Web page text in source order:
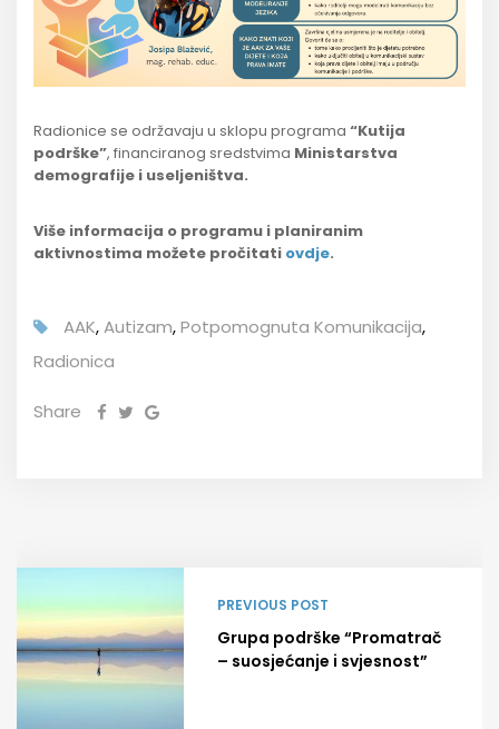
Radionice se održavaju u sklopu programa “Kutija
podrške”, financiranog sredstvima Ministarstva
demografije i useljeništva.
Više informacija o programu i planiranim
aktivnostima možete pročitati ovdje.
AAK,Autizam,Potpomognuta Komunikacija,
Radionica
Share
PREVIOUS POST
Grupa podrške “Promatrač
– suosjećanje i svjesnost”